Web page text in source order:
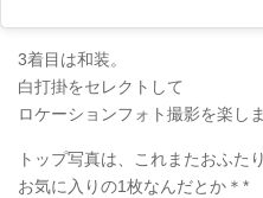
3着目は和装。
白打掛をセレクトして
ロケーションフォト撮影を楽し
トップ写真は、これまたおふた
お気に入りの1枚なんだとか＊*